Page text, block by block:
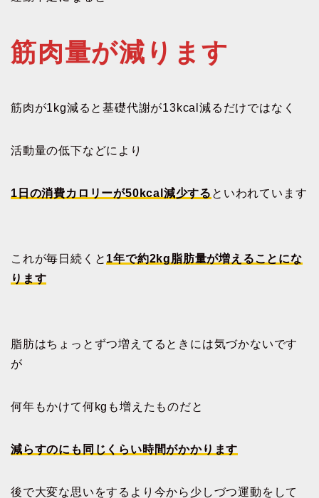
筋肉量が減ります
筋肉が1kg減ると基礎代謝が13kcal減るだけではなく
活動量の低下などにより
1日の消費カロリーが50kcal減少する といわれています
これが毎日続くと 1年で約2kg脂肪量が増えることにな
ります
脂肪はちょっとずつ増えてるときには気づかないです
が
何年もかけて何kgも増えたものだと
減らすのにも同じくらい時間がかかります
後で大変な思いをするより今から少しづつ運動をして